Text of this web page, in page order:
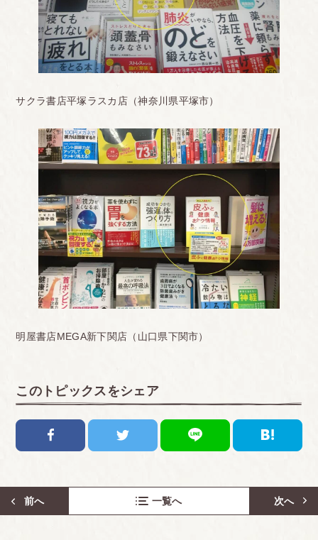
サクラ書店平塚ラスカ店（神奈川県平塚市）
明屋書店MEGA新下関店（山口県下関市）
このトピックスをシェア
前へ 一覧へ 次へ